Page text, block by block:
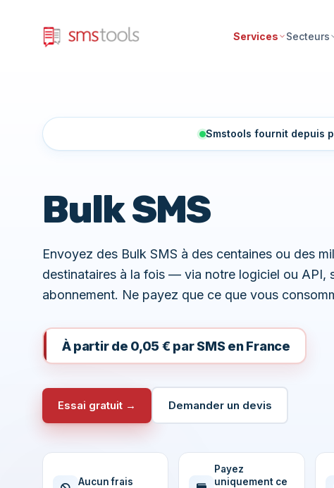
Services Secteurs
Smstools fournit depuis
Bulk SMS
Envoyez des Bulk SMS à des centaines ou des
destinataires à la fois — via notre logiciel ou API,
abonnement. Ne payez que ce que vous
À partir de 0,05 € par SMS en France
Essai gratuit → Demander un devis
Aucun frais
Payez
uniquement ce